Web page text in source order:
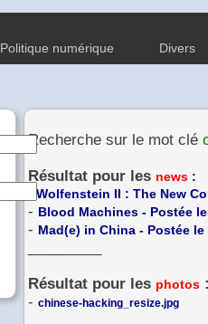
Politique numérique Divers
Recherche sur le mot clé
Résultat pour les news :
Wolfenstein II : The New
- Blood Machines - Postée
- Mad(e) in China - Postée
Résultat pour les photos
- chinese-hacking_resize.jpg